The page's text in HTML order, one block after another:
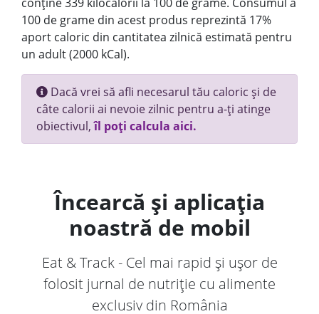
100 de grame din acest produs reprezintă 17%
aport caloric din cantitatea zilnică estimată pentru
un adult (2000 kCal).
Dacă vrei să afli necesarul tău caloric și de
câte calorii ai nevoie zilnic pentru a-ți atinge
obiectivul,îl poți calcula aici.
Încearcă și aplicația
noastră de mobil
Eat & Track - Cel mai rapid și ușor de
folosit jurnal de nutriție cu alimente
exclusiv din România